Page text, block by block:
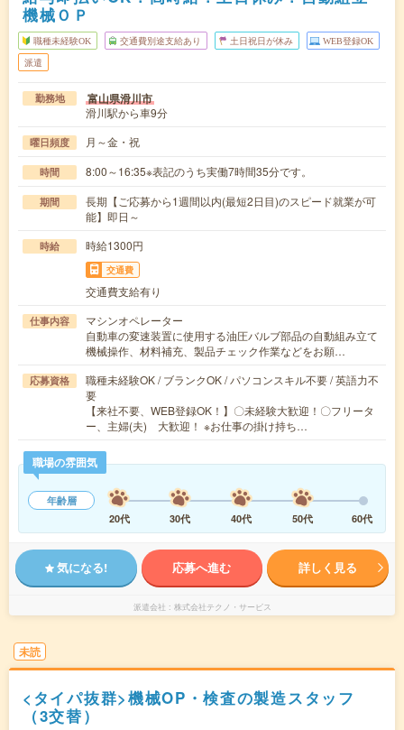
機械ＯＰ
職種未経験OK 交通費別途支給あり 土日祝日が休み WEB登録OK
派遣
勤務地 富山県滑川市
滑川駅から車9分
曜日頻度 月～金・祝
時間 8:00～16:35※表記のうち実働7時間35分です。
期間
長期【ご応募から1週間以内(最短2日目)のスピード就業が可
能】即日～
時給 時給1300円
交通費
交通費支給有り
仕事内容
マシンオペレーター
自動車の変速装置に使用する油圧バルブ部品の自動組み立て
機械操作、材料補充、製品チェック作業などをお願…
応募資格
職種未経験OK / ブランクOK / パソコンスキル不要 / 英語力不
要
【来社不要、WEB登録OK！】〇未経験大歓迎！〇フリータ
ー、主婦(夫) 大歓迎！ ※お仕事の掛け持ち…
職場の雰囲気
年齢層
20代
30代 40代 50代 60代
気になる! 応募へ進む 詳しく見る
派遣会社 株式会社テクノ・サービス
未読
<タイパ抜群>機械OP・検査の製造スタッフ
（3交替）